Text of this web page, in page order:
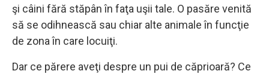
şi câini fără stăpân în faţa uşii tale. O pasăre venită
să se odihnească sau chiar alte animale în funcţie
de zona în care locuiţi.
Dar ce părere aveţi despre un pui de căprioară? Ce